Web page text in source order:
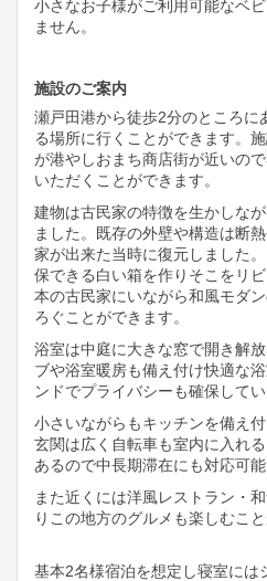
小さなお子様がご利用可能なベ
ません。
施設のご案内
瀬戸田港から徒歩2分のところに
る場所に行くことができます。
が港やしおまち商店街が近いの
いただくことができます。
建物は古民家の特徴を生かしな
ました。既存の外壁や構造は断
家が出来た当時に復元しました
保できる白い箱を作りそこをリ
本の古民家にいながら和風モダ
ろぐことができます。
浴室は中庭に大きな窓で開き解
ブや浴室暖房も備え付け快適な
ンドでプライバシーも確保してい
小さいながらもキッチンを備え
玄関は広く自転車も室内に入れ
あるので中長期滞在にも対応可能
また近くには洋風レストラン・
りこの地方のグルメも楽しむこと
基本2名様宿泊を想定し寝室には